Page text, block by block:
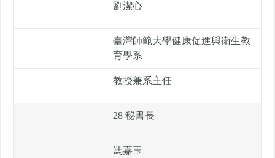
劉潔心
臺灣師範大學健康促進與衛生教
育學系
教授兼系主任
28 秘書長
馮嘉玉